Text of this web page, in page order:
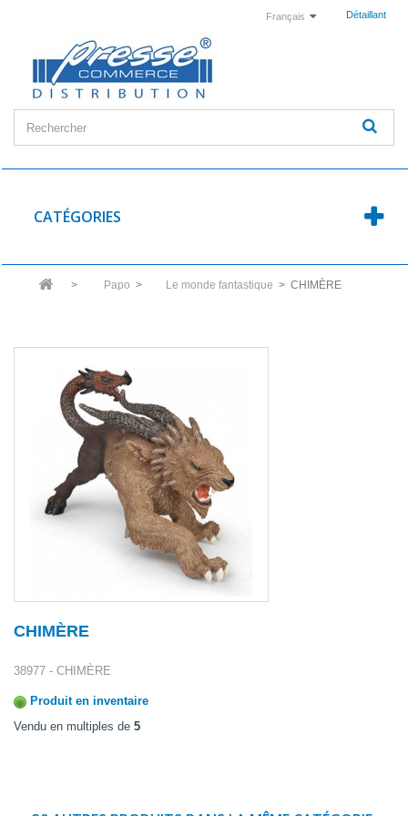
Détaillant
Français
CATÉGORIES
> Papo > Le monde fantastique > CHIMÈRE
CHIMÈRE
38977 - CHIMÈRE
Produit en inventaire
Vendu en multiples de 5